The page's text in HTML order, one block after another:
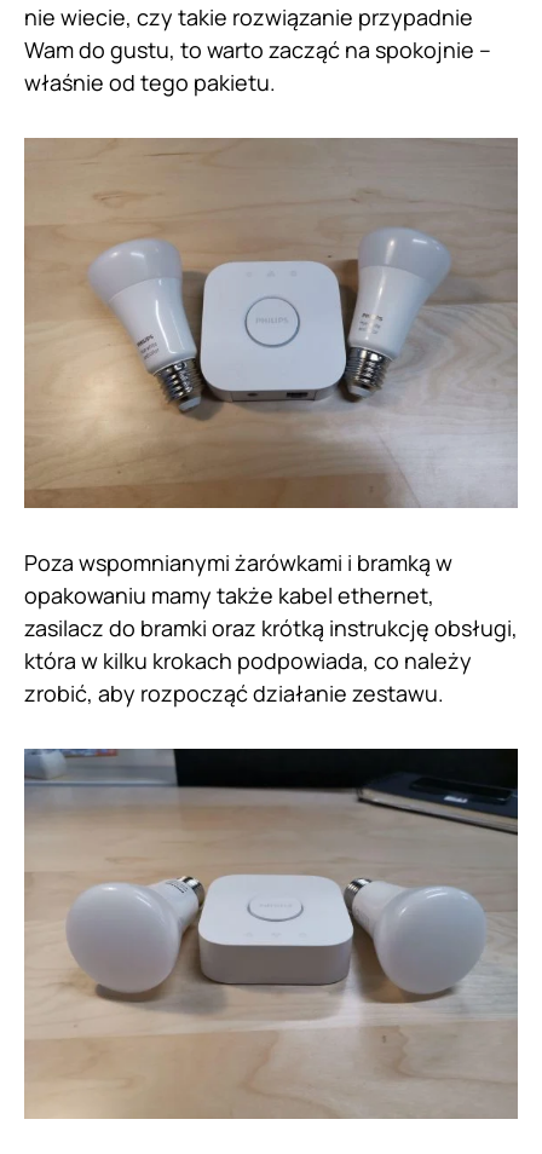
nie wiecie, czy takie rozwiązanie przypadnie
Wam do gustu, to warto zacząć na spokojnie –
właśnie od tego pakietu.
Poza wspomnianymi żarówkami i bramką w
opakowaniu mamy także kabel ethernet,
zasilacz do bramki oraz krótką instrukcję obsługi,
która w kilku krokach podpowiada, co należy
zrobić, aby rozpocząć działanie zestawu.